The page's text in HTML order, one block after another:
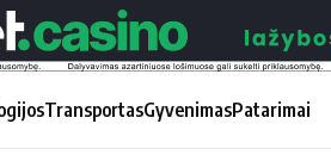
TransportasGyvenimasPatarimai